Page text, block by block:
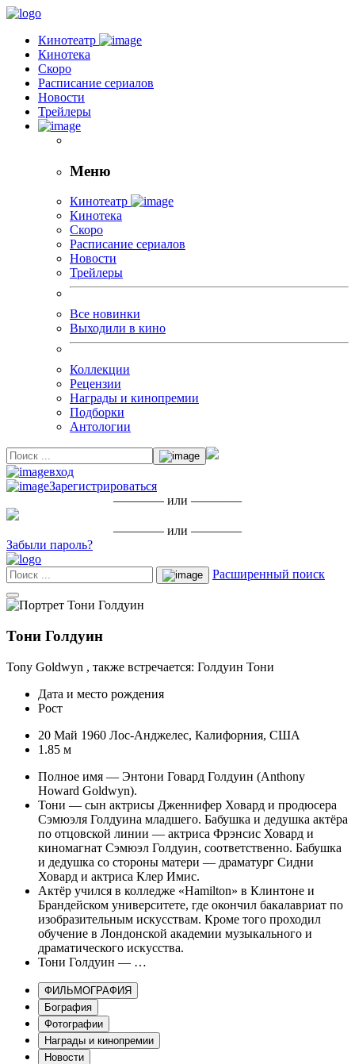
Кинотеатр
Кинотека
Скоро
Расписание сериалов
Новости
Трейлеры
Меню
Кинотеатр
Кинотека
Скоро
Расписание сериалов
Новости
Трейлеры
Все новинки
Выходили в кино
Коллекции
Рецензии
Награды и кинопремии
Подборки
Антологии
вход
Зарегистрироваться
———— или ————
———— или ————
Забыли пароль?
Расширенный поиск
Тони Голдуин
Tony Goldwyn , также встречается: Голдуин Тони
Дата и место рождения
Рост
20 Май 1960 Лос-Анджелес, Калифорния, США
1.85 м
Полное имя — Энтони Говард Голдуин (Anthony
Howard Goldwyn).
Тони — сын актрисы Дженнифер Ховард и продюсера
Сэмюэля Голдуина младшего. Бабушка и дедушка актёра
по отцовской линии — актриса Фрэнсис Ховард и
киномагнат Сэмюэл Голдуин, соответственно. Бабушка
и дедушка со стороны матери — драматург Сидни
Ховард и актриса Клер Имис.
Актёр учился в колледже «Hamilton» в Клинтоне и
Брандейском университете, где окончил бакалавриат по
изобразительным искусствам. Кроме того проходил
обучение в Лондонской академии музыкального и
драматического искусства.
Тони Голдуин — …
ФИЛЬМОГРАФИЯ
Бография
Фотографии
Награды и кинопремии
Новости